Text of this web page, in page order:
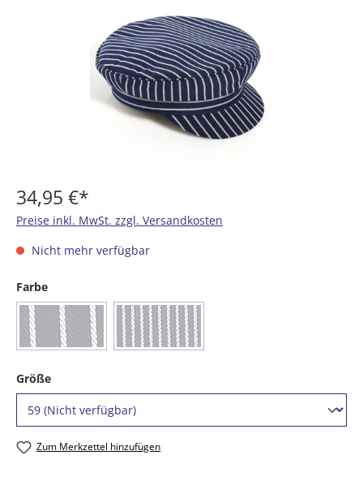
34,95 €*
Preise inkl. MwSt. zzgl. Versandkosten
Nicht mehr verfügbar
Farbeauswählen
(10) breiter Streifen
(Diese Option ist zurzeit nicht verfügbar.)
(11) schmaler Streifen
(Diese Option ist zurzeit nicht verfügbar.)
Größeauswählen
Zum Merkzettel hinzufügen